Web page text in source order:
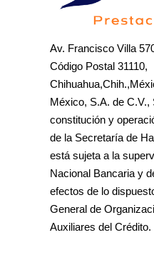
Av. Francisco Villa
Código Postal 31110,
México, S.A. de
constitución y
de la Secretaría de
está sujeta a la
Nacional Bancaria y
efectos de lo
General de
Auxiliares del Crédito.